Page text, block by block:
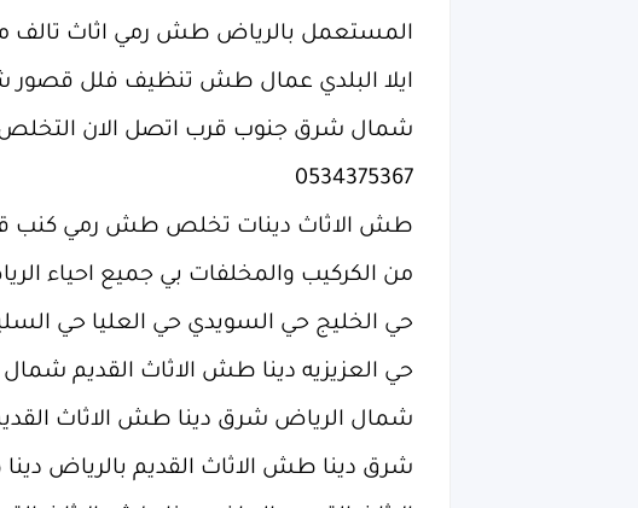
المستعمل بالرياض طش رمي اثاث تالف
ايلا البلدي عمال طش تنظيف فلل قصور
شمال شرق جنوب قرب اتصل الان التخلص
0534375367
طش الاثاث دينات تخلص طش رمي كنب
من الكركيب والمخلفات بي جميع احياء
حي الخليج حي السويدي حي العليا حي
حي العزيزيه دينا طش الاثاث القديم
شمال الرياض شرق دينا طش الاثاث القديم شمال
شرق دينا طش الاثاث القديم بالرياض